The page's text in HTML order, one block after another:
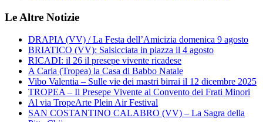
Le Altre Notizie
DRAPIA (VV) / La Festa dell’Amicizia domenica 9 agosto
BRIATICO (VV): Salsicciata in piazza il 4 agosto
RICADI: il 26 il presepe vivente ricadese
A Caria (Tropea) la Casa di Babbo Natale
Vibo Valentia – Sulle vie dei mastri birrai il 12 dicembre 2025
TROPEA – Il Presepe Vivente al Convento dei Frati Minori
Al via TropeArte Plein Air Festival
SAN COSTANTINO CALABRO (VV) – La Sagra della